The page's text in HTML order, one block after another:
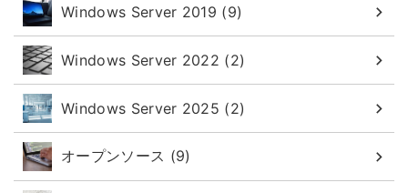
Windows Server 2019 (9)
Windows Server 2022 (2)
Windows Server 2025 (2)
オープンソース (9)